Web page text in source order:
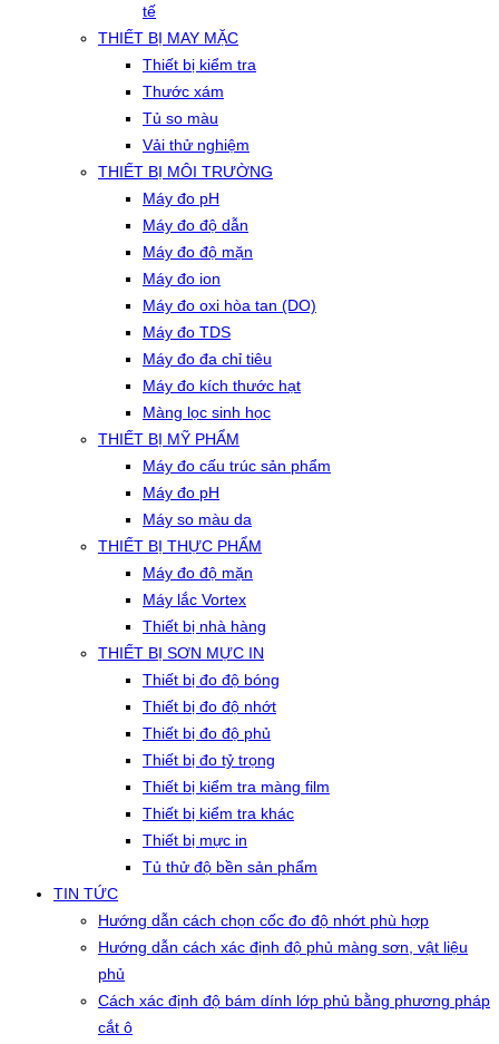
tế
THIẾT BỊ MAY MẶC
Thiết bị kiểm tra
Thước xám
Tủ so màu
Vải thử nghiệm
THIẾT BỊ MÔI TRƯỜNG
Máy đo pH
Máy đo độ dẫn
Máy đo độ mặn
Máy đo ion
Máy đo oxi hòa tan (DO)
Máy đo TDS
Máy đo đa chỉ tiêu
Máy đo kích thước hạt
Màng lọc sinh học
THIẾT BỊ MỸ PHẨM
Máy đo cấu trúc sản phẩm
Máy đo pH
Máy so màu da
THIẾT BỊ THỰC PHẨM
Máy đo độ mặn
Máy lắc Vortex
Thiết bị nhà hàng
THIẾT BỊ SƠN MỰC IN
Thiết bị đo độ bóng
Thiết bị đo độ nhớt
Thiết bị đo độ phủ
Thiết bị đo tỷ trọng
Thiết bị kiểm tra màng film
Thiết bị kiểm tra khác
Thiết bị mực in
Tủ thử độ bền sản phẩm
TIN TỨC
Hướng dẫn cách chọn cốc đo độ nhớt phù hợp
Hướng dẫn cách xác định độ phủ màng sơn, vật liệu
phủ
Cách xác định độ bám dính lớp phủ bằng phương pháp
cắt ô